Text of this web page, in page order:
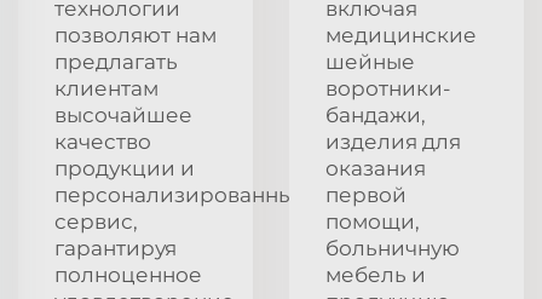
технологии
позволяют нам
предлагать
клиентам
высочайшее
качество
продукции и
персонализированный
сервис,
гарантируя
полноценное
включая
медицинские
шейные
воротники-
бандажи,
изделия для
оказания
первой
помощи,
больничную
мебель и